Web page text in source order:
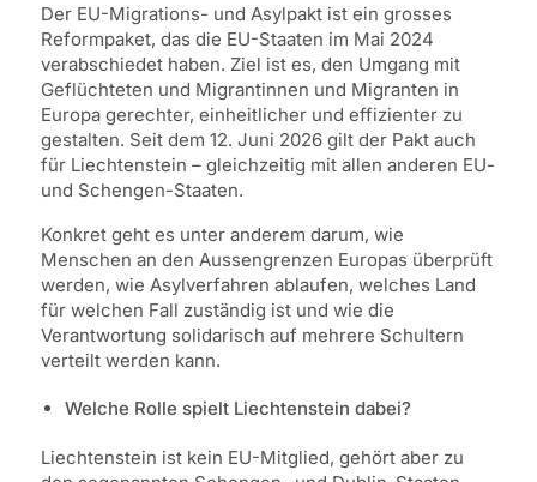
Der EU-Migrations- und Asylpakt ist ein grosses
Reformpaket, das die EU-Staaten im Mai 2024
verabschiedet haben. Ziel ist es, den Umgang mit
Geflüchteten und Migrantinnen und Migranten in
Europa gerechter, einheitlicher und effizienter zu
gestalten. Seit dem 12. Juni 2026 gilt der Pakt auch
für Liechtenstein – gleichzeitig mit allen anderen EU-
und Schengen-Staaten.
Konkret geht es unter anderem darum, wie
Menschen an den Aussengrenzen Europas überprüft
werden, wie Asylverfahren ablaufen, welches Land
für welchen Fall zuständig ist und wie die
Verantwortung solidarisch auf mehrere Schultern
verteilt werden kann.
Welche Rolle spielt Liechtenstein dabei?
Liechtenstein ist kein EU-Mitglied, gehört aber zu